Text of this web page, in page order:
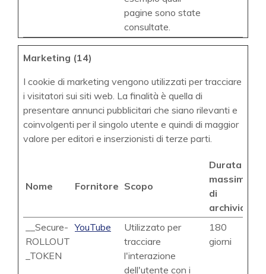
pagine sono state
consultate.
Marketing (14)
I cookie di marketing vengono utilizzati per tracciare
i visitatori sui siti web. La finalità è quella di
presentare annunci pubblicitari che siano rilevanti e
coinvolgenti per il singolo utente e quindi di maggior
valore per editori e inserzionisti di terze parti.
Nome Fornitore Scopo
Durata
massima
di
__Secure-
ROLLOUT
_TOKEN
YouTube
Utilizzato per
tracciare
l'interazione
dell'utente con i
180
giorni